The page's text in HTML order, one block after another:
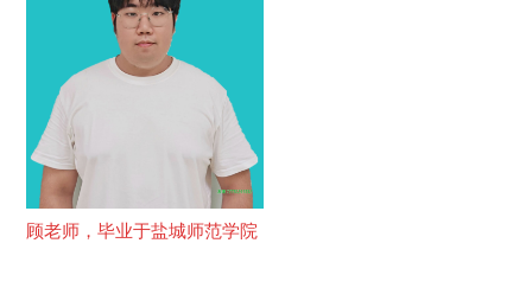
顾老师，毕业于盐城师范学院